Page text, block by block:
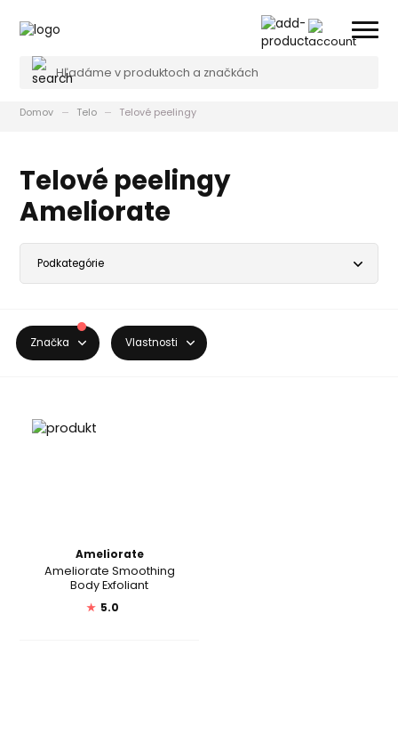
Domov Telo Telové peelingy
Telové peelingy
Ameliorate
Značka Vlastnosti
Ameliorate
Ameliorate Smoothing
Body Exfoliant
★ 5.0